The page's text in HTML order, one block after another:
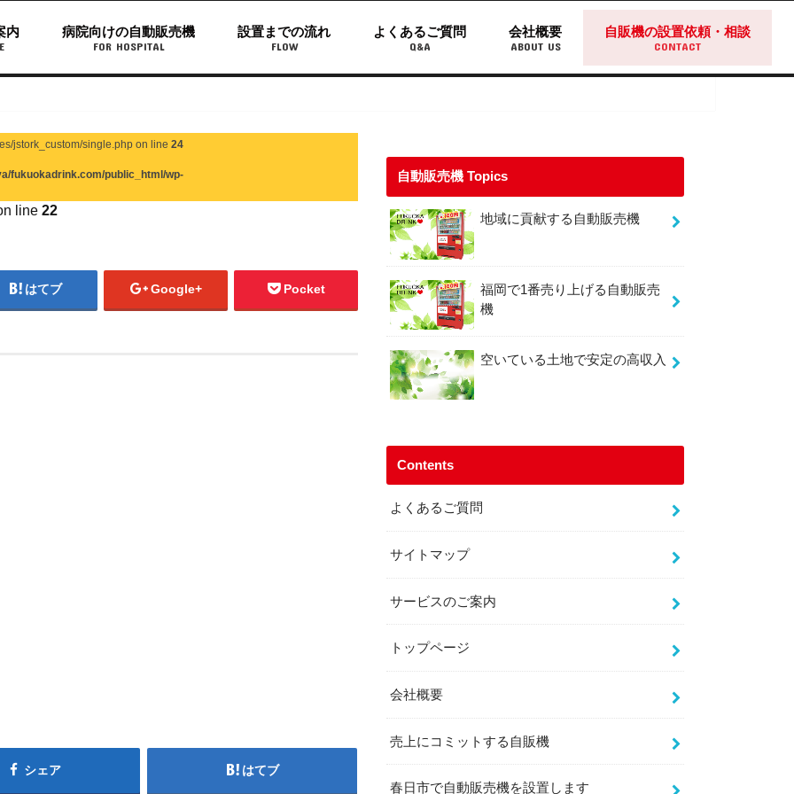
内 病院向けの自動販売機
FOR HOSPITAL
設置までの流れ
FLOW
よくあるご質問
Q&A
会社概要
ABOUT US
自販機の設置依頼・相談
CONTACT
line 22
jstork_custom/single.php on line24
fukuokadrink.com/public_html/wp-
はてブ Google+ Pocket
シェア はてブ
自動販売機 Topics
地域に貢献する自動販売機
福岡で1番売り上げる自動販売
機
空いている土地で安定の高収入
Contents
よくあるご質問
サイトマップ
サービスのご案内
トップページ
会社概要
売上にコミットする自販機
春日市で自動販売機を設置します